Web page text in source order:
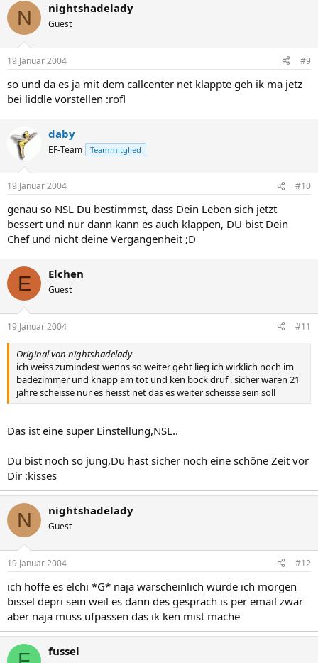
N nightshadelady
Guest
19 Januar 2004 #9
so und da es ja mit dem callcenter net klappte geh ik ma jetz
bei liddle vorstellen :rofl
daby
EF-Team Teammitglied
19 Januar 2004 #10
genau so NSL Du bestimmst, dass Dein Leben sich jetzt
bessert und nur dann kann es auch klappen, DU bist Dein
Chef und nicht deine Vergangenheit ;D
E Elchen
Guest
19 Januar 2004 #11
Original von nightshadelady
ich weiss zumindest wenns so weiter geht lieg ich wirklich noch im
badezimmer und knapp am tot und ken bock druf . sicher waren 21
jahre scheisse nur es heisst net das es weiter scheisse sein soll
Das ist eine super Einstellung,NSL..
Du bist noch so jung,Du hast sicher noch eine schöne Zeit vor
Dir :kisses
N nightshadelady
Guest
19 Januar 2004 #12
ich hoffe es elchi *G* naja warscheinlich würde ich morgen
bissel depri sein weil es dann des gespräch is per email zwar
aber naja muss ufpassen das ik ken mist mache
fussel